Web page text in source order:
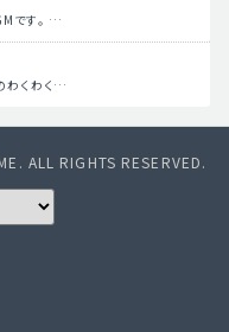
です。 …
わくわく…
ALL RIGHTS RESERVED.